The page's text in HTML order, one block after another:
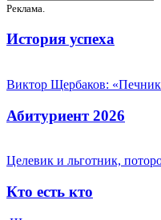
Реклама.
История успеха
Виктор Щербаков: «Печник
Абитуриент 2026
Целевик и льготник,
Кто есть кто